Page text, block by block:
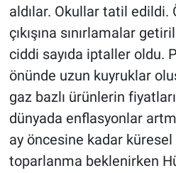
aldılar. Okullar tatil edildi.
çıkışına sınırlamalar
ciddi sayıda iptaller oldu.
önünde uzun kuyruklar
gaz bazlı ürünlerin
dünyada enflasyonlar
ay öncesine kadar
toparlanma beklenirken